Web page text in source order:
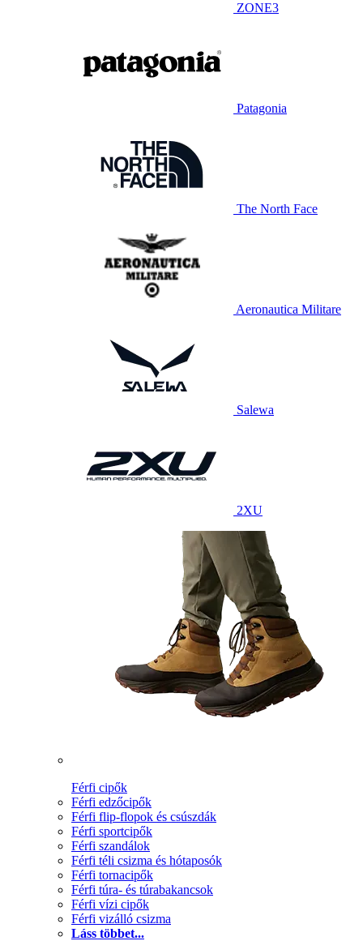
ZONE3
Patagonia
The North Face
Aeronautica Militare
Salewa
2XU
Férfi cipők
Férfi edzőcipők
Férfi flip-flopok és csúszdák
Férfi sportcipők
Férfi szandálok
Férfi téli csizma és hótaposók
Férfi tornacipők
Férfi túra- és túrabakancsok
Férfi vízi cipők
Férfi vizálló csizma
Láss többet...